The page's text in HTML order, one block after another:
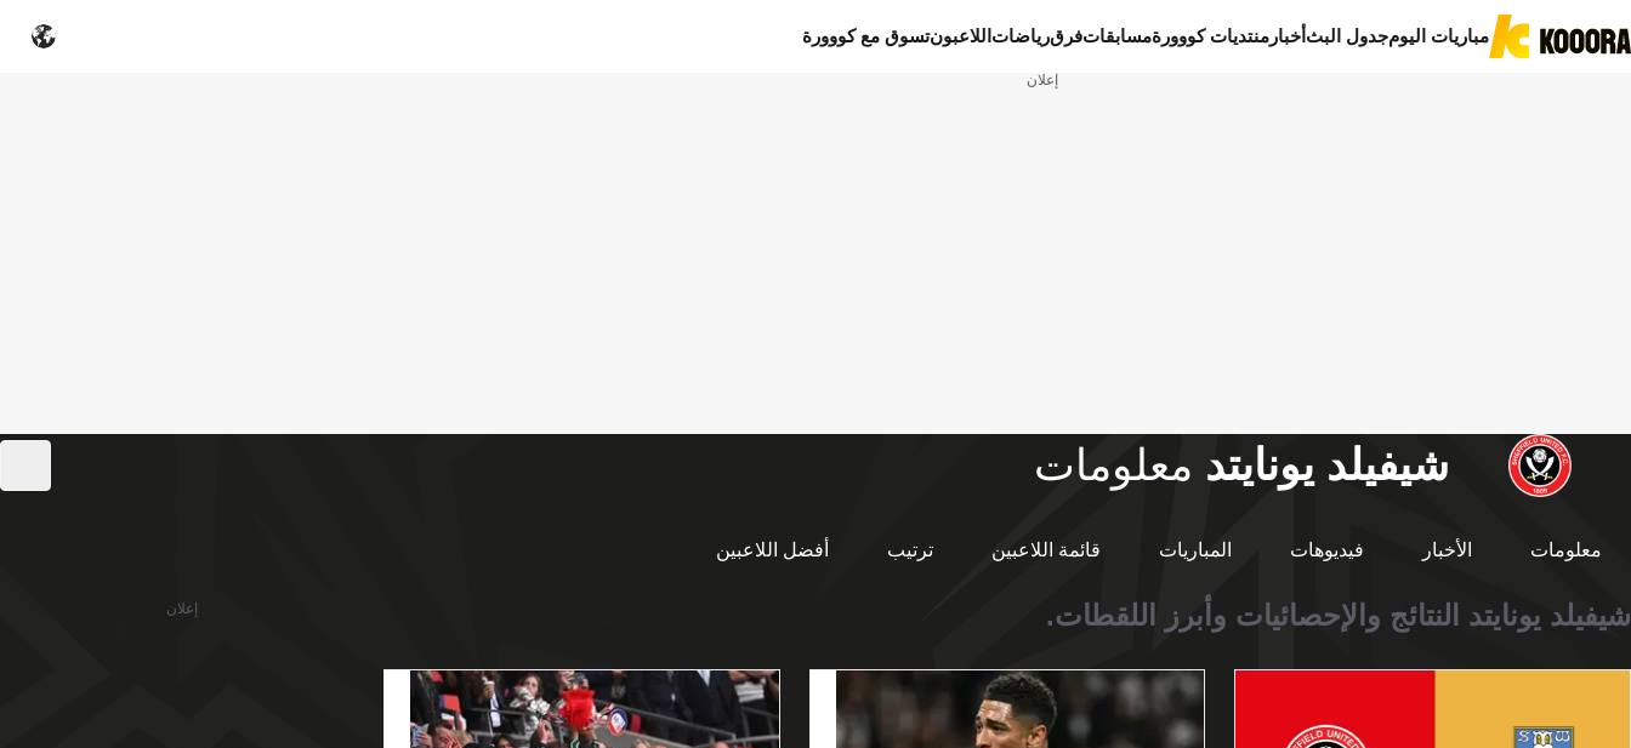
مباريات اليومجدول البثأخبار منتديات كووورةمسابقاتفرقرياضات اللاعبونتسوق مع كووورة
إعلان
شيفيلد يونايتد معلومات
معلومات الأخبار فيديوهات المباريات قائمة اللاعبين ترتيب أفضل اللاعبين
شيفيلد يونايتد النتائج والإحصائيات وأبرز اللقطات. إعلان